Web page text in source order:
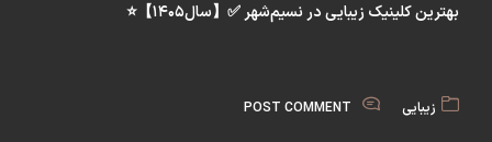
بهترین کلینیک زیبایی در نسیم‌شهر ✅【سال۱۴۰۵】⭐
زیبایی POST COMMENT